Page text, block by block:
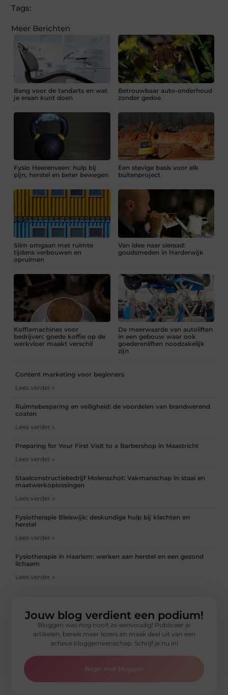
Tags:
Meer Berichten
Bang voor de tandarts en wat
je eraan kunt doen
Betrouwbaar auto-onderhoud
zonder gedoe
Fysio Heerenveen: hulp bij
pijn, herstel en beter bewegen
Een stevige basis voor elk
buitenproject
Slim omgaan met ruimte
tijdens verbouwen en
opruimen
Van idee naar sieraad:
goudsmeden in Harderwijk
Koffiemachines voor
bedrijven: goede koffie op de
werkvloer maakt verschil
De meerwaarde van autoliften
in een gebouw waar ook
goederenliften noodzakelijk
zijn
Content marketing voor beginners
Lees verder »
Ruimtebesparing en veiligheid: de voordelen van brandwerend
coaten
Lees verder »
Preparing for Your First Visit to a Barbershop in Maastricht
Lees verder »
Staalconstructiebedrijf Molenschot: Vakmanschap in staal en
maatwerkoplossingen
Lees verder »
Fysiotherapie Bleiswijk: deskundige hulp bij klachten en
herstel
Lees verder »
Fysiotherapie in Haarlem: werken aan herstel en een gezond
lichaam
Lees verder »
Jouw blog verdient een podium!
Bloggen was nog nooit zo eenvoudig! Publiceer je
artikelen, bereik meer lezers en maak deel uit van een
actieve bloggemeenschap. Schrijf je nu in!
Begin met bloggen